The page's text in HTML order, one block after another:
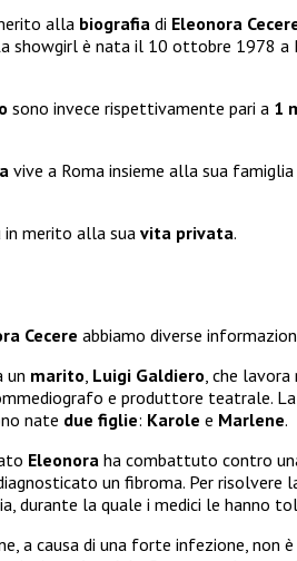
alla biografia di Eleonora
showgirl è nata il 10 ottobre 1978 a
sono invece rispettivamente pari a 1
vive a Roma insieme alla sua famiglia
in merito alla suavita privata.
Cecere abbiamo diverse
un marito Luigi Galdiero , che
e produttore teatrale. La
nate due figlie: Karole e Marlene.
Eleonora ha combattuto contro
un fibroma. Per risolvere
durante la quale i medici le hanno
a causa di una forte infezione, non